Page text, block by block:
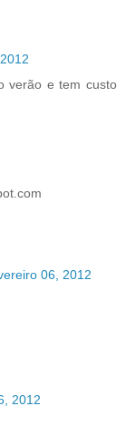
verão e tem custo
06, 2012
2012